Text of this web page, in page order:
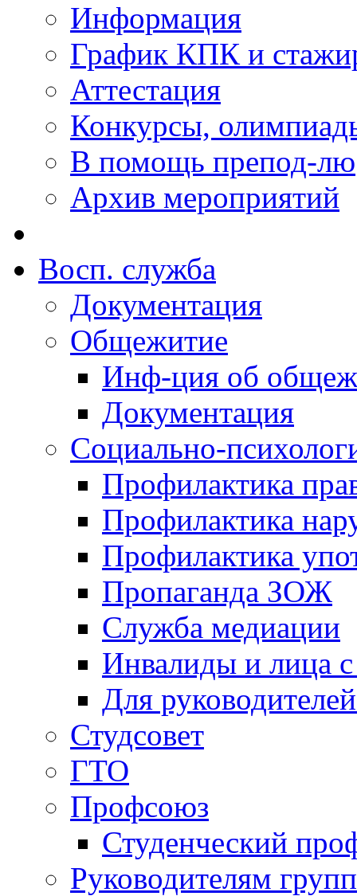
Информация
График КПК и
Аттестация
Конкурсы,
В помощь препод-лю
Архив мероприятий
Восп. cлужба
Документация
Общежитие
Инф-ция об
Документация
Социально-
Профилактика
Профилактика
Профилактика
Пропаганда ЗОЖ
Служба медиации
Инвалиды и лица
Для
Студсовет
ГТО
Профсоюз
Студенческий
Руководителям групп